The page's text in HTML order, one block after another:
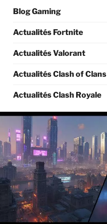
Blog Gaming
Actualités Fortnite
Actualités Valorant
Actualités Clash of Clans
Actualités Clash Royale